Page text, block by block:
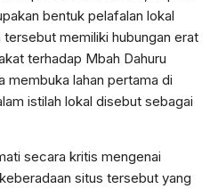
bentuk pelafalan lokal
tersebut memiliki hubungan erat
terhadap Mbah Dahuru
membuka lahan pertama di
istilah lokal disebut sebagai
secara kritis mengenai
situs tersebut yang